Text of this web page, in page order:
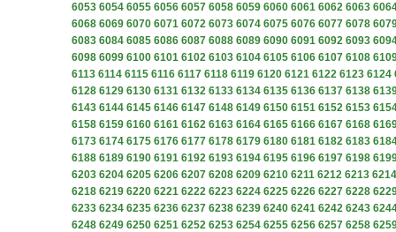
6053 6054 6055 6056 6057 6058 6059 6060 6061 6062 6063
6068 6069 6070 6071 6072 6073 6074 6075 6076 6077 6078
6083 6084 6085 6086 6087 6088 6089 6090 6091 6092 6093
6098 6099 6100 6101 6102 6103 6104 6105 6106 6107 6108
6113 6114 6115 6116 6117 6118 6119 6120 6121 6122 6123 6124
6128 6129 6130 6131 6132 6133 6134 6135 6136 6137 6138
6143 6144 6145 6146 6147 6148 6149 6150 6151 6152 6153
6158 6159 6160 6161 6162 6163 6164 6165 6166 6167 6168
6173 6174 6175 6176 6177 6178 6179 6180 6181 6182 6183
6188 6189 6190 6191 6192 6193 6194 6195 6196 6197 6198
6203 6204 6205 6206 6207 6208 6209 6210 6211 6212 6213 6214
6218 6219 6220 6221 6222 6223 6224 6225 6226 6227 6228
6233 6234 6235 6236 6237 6238 6239 6240 6241 6242 6243
6248 6249 6250 6251 6252 6253 6254 6255 6256 6257 6258